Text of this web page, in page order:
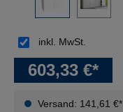
603,33 €*
Versand: 141,61 €*
inkl. MwSt.